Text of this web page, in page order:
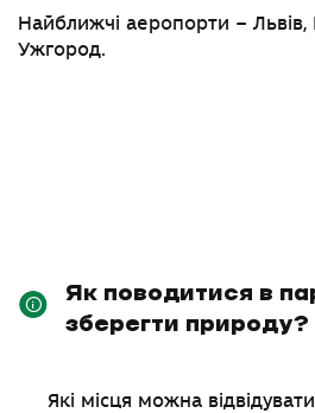
Найближчі аеропорти – Львів,
Ужгород.
Як поводитися в
зберегти природу?
Які місця можна відвідувати